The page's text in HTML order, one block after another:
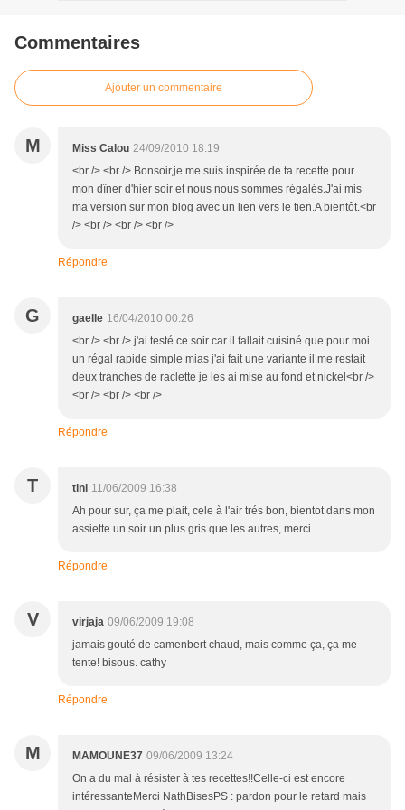
Commentaires
Ajouter un commentaire
M Miss Calou 24/09/2010 18:19
<br /> <br /> Bonsoir,je me suis inspirée de ta recette pour
mon dîner d'hier soir et nous nous sommes régalés.J'ai mis
ma version sur mon blog avec un lien vers le tien.A bientôt.<br
/> <br /> <br /> <br />
Répondre
G gaelle 16/04/2010 00:26
<br /> <br /> j'ai testé ce soir car il fallait cuisiné que pour moi
un régal rapide simple mias j'ai fait une variante il me restait
deux tranches de raclette je les ai mise au fond et nickel<br />
<br /> <br /> <br />
Répondre
T tini 11/06/2009 16:38
Ah pour sur, ça me plait, cele à l'air trés bon, bientot dans mon
assiette un soir un plus gris que les autres, merci
Répondre
V virjaja 09/06/2009 19:08
jamais gouté de camenbert chaud, mais comme ça, ça me
tente! bisous. cathy
Répondre
M MAMOUNE37 09/06/2009 13:24
On a du mal à résister à tes recettes!!Celle-ci est encore
intéressanteMerci NathBisesPS : pardon pour le retard mais